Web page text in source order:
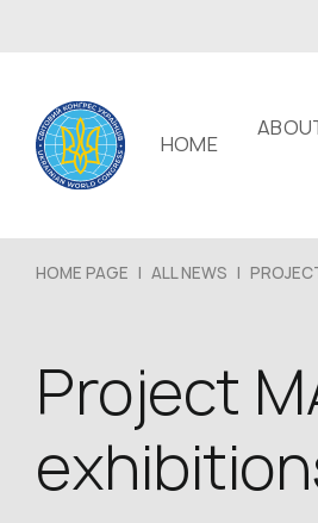
HOME
HOME PAGE | ALL NEWS |
Project